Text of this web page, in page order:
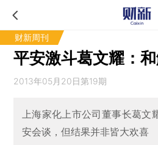
财新周刊
平安激斗葛文耀：
2013年05月20日第19期
上海家化上市公司董事长葛文
安会谈，但结果并非皆大欢喜